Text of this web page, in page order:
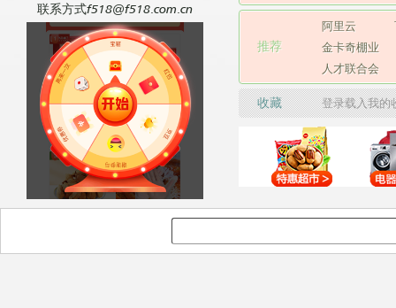
推荐
阿里云
金卡奇棚业
人才联合会
收藏 登录载入我
联系方式f518@f518.com.cn